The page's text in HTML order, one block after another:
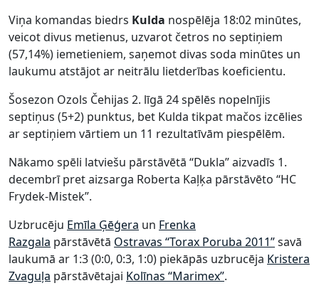
Viņa komandas biedrs Kulda nospēlēja 18:02 minūtes,
veicot divus metienus, uzvarot četros no septiņiem
(57,14%) iemetieniem, saņemot divas soda minūtes un
laukumu atstājot ar neitrālu lietderības koeficientu.
Šosezon Ozols Čehijas 2. līgā 24 spēlēs nopelnījis
septiņus (5+2) punktus, bet Kulda tikpat mačos izcēlies
ar septiņiem vārtiem un 11 rezultatīvām piespēlēm.
Nākamo spēli latviešu pārstāvētā “Dukla” aizvadīs 1.
decembrī pret aizsarga Roberta Kaļķa pārstāvēto “HC
Frydek-Mistek”.
Uzbrucēju Emīla Ģēģera un Frenka
Razgala pārstāvētā Ostravas “Torax Poruba 2011”savā
laukumā ar 1:3 (0:0, 0:3, 1:0) piekāpās uzbrucēja Kristera
Zvaguļa pārstāvētajai Kolīnas “Marimex”.